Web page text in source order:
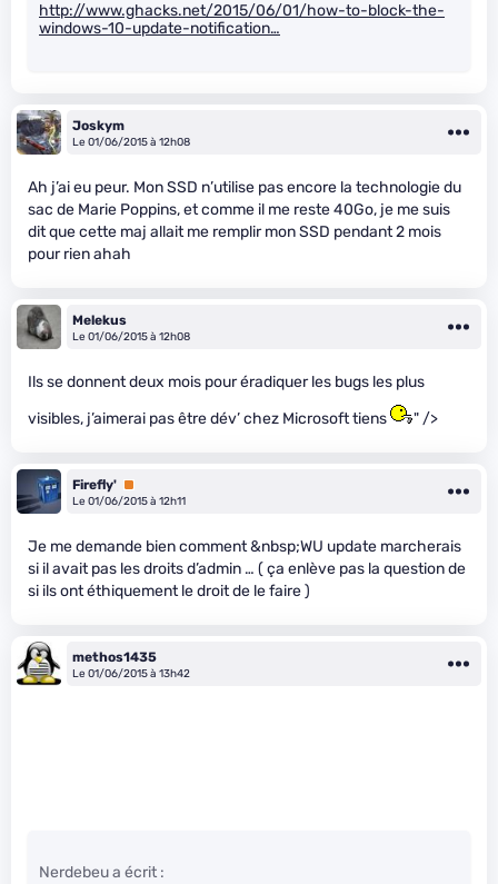
http://www.ghacks.net/2015/06/01/how-to-block-the-
windows-10-update-notification…
Joskym
Le 01/06/2015 à 12h08
Ah j’ai eu peur. Mon SSD n’utilise pas encore la technologie du
sac de Marie Poppins, et comme il me reste 40Go, je me suis
dit que cette maj allait me remplir mon SSD pendant 2 mois
pour rien ahah
Melekus
Le 01/06/2015 à 12h08
Ils se donnent deux mois pour éradiquer les bugs les plus
visibles, j’aimerai pas être dév’ chez Microsoft tiens
" />
Firefly' Premium
Le 01/06/2015 à 12h11
Je me demande bien comment &nbsp;WU update marcherais
si il avait pas les droits d’admin … ( ça enlève pas la question de
si ils ont éthiquement le droit de le faire )
methos1435
Le 01/06/2015 à 13h42
Nerdebeu a écrit :